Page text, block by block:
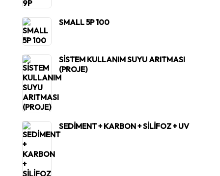
SMALL 5P 100
SİSTEM KULLANIM SUYU ARITMASI
(PROJE)
SEDİMENT + KARBON + SİLİFOZ + UV